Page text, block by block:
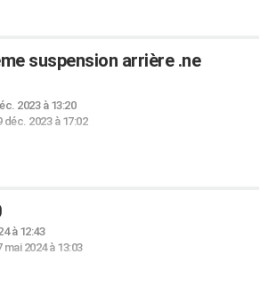
suspension arrière .ne
2023 à 13:20
déc. 2023 à 17:02
à 12:43
mai 2024 à 13:03